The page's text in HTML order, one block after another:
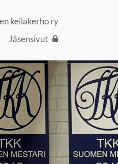
keilakerho ry
Jäsensivut